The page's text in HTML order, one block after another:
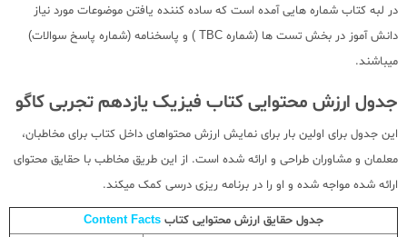
در لبه کتاب شماره هایی آمده است که ساده کننده یافتن موضوعات مورد نیاز
دانش آموز در بخش تست ها (شماره TBC ) و پاسخنامه (شماره پاسخ سوالات)
میباشند.
جدول ارزش محتوایی کتاب فیزیک یازدهم تجربی کاگو
این جدول برای اولین بار برای نمایش ارزش محتواهای داخل کتاب برای مخاطبان،
معلمان و مشاوران طراحی و ارائه شده است. از این طریق مخاطب با حقایق محتوای
ارائه شده مواجه شده و او را در برنامه ریزی درسی کمک میکند.
جدول حقایق ارزش محتوایی کتاب